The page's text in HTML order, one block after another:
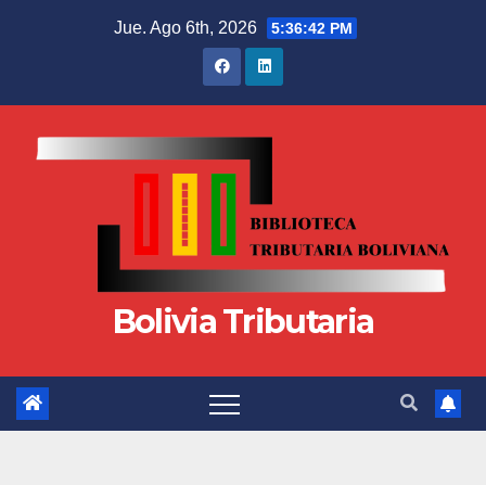
Jue. Ago 6th, 2026 5:36:42 PM
Bolivia Tributaria